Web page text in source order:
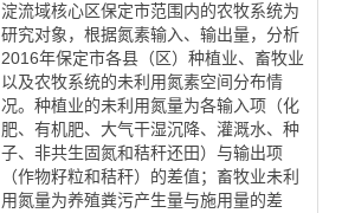
淀流域核心区保定市范围内的农牧系统为
研究对象，根据氮素输入、输出量，分析
2016年保定市各县（区）种植业、畜牧业
以及农牧系统的未利用氮素空间分布情
况。种植业的未利用氮量为各输入项（化
肥、有机肥、大气干湿沉降、灌溉水、种
子、非共生固氮和秸秆还田）与输出项
（作物籽粒和秸秆）的差值；畜牧业未利
用氮量为养殖粪污产生量与施用量的差